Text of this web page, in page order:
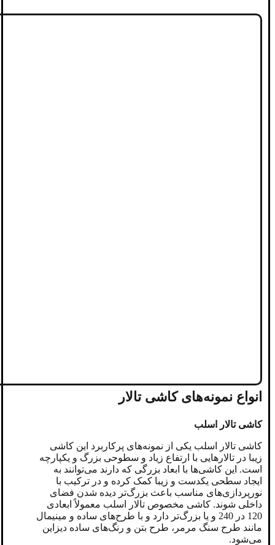
انواع نمونه‌های کاشی تالار
کاشی تالار اسلب
کاشی تالار اسلب یکی از نمونه‌های پرکاربرد این کاشی
زیبا در تالارهایی با ارتفاع زیاد و سطوحی بزرگ و یکپارچه
است. این کاشی‌ها با ابعاد بزرگی که دارند می‌توانند به
ایجاد سطحی یکدست و زیبا کمک کرده و در ترکیب با
نورپردازی‌های مناسب باعث بزرگ‌تر دیده شدن فضای
داخلی شوند. کاشی مخصوص تالار اسلب معمولاً ابعادی
120 در 240 و یا بزرگ‌تر دارد و با طرح‌های ساده و مینیمال
مانند طرح سنگ مرمر، طرح بتن و رنگ‌های ساده دیزاین
می‌شود.